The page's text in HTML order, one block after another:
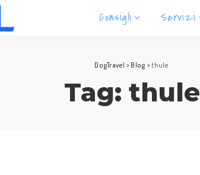
Consigli Servizi
DogTravel > Blog > thule
Tag: thule